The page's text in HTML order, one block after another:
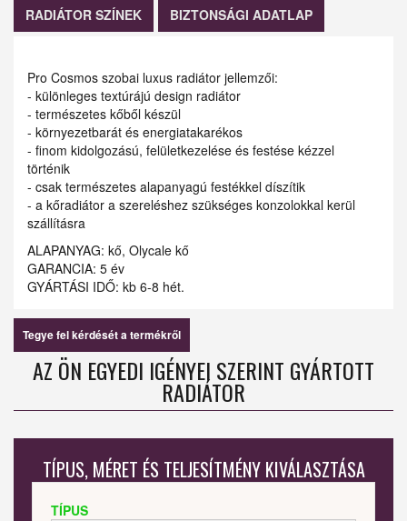
RADIÁTOR SZÍNEK
BIZTONSÁGI ADATLAP
Pro Cosmos szobai luxus radiátor jellemzői:
- különleges textúrájú design radiátor
- természetes kőből készül
- környezetbarát és energiatakarékos
- finom kidolgozású, felületkezelése és festése kézzel
történik
- csak természetes alapanyagú festékkel díszítik
- a kőradiátor a szereléshez szükséges konzolokkal kerül
szállításra
ALAPANYAG: kő, Olycale kő
GARANCIA: 5 év
GYÁRTÁSI IDŐ: kb 6-8 hét.
Tegye fel kérdését a termékről
AZ ÖN EGYEDI IGÉNYEI SZERINT GYÁRTOTT
RADIÁTOR
TÍPUS, MÉRET ÉS TELJESÍTMÉNY KIVÁLASZTÁSA
TÍPUS